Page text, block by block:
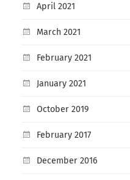
April 2021
March 2021
February 2021
January 2021
October 2019
February 2017
December 2016